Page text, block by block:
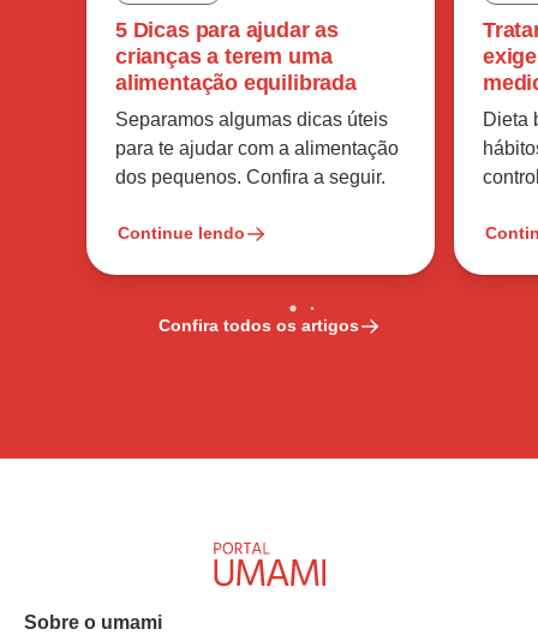
5 Dicas para ajudar as
crianças a terem uma
alimentação equilibrada
Separamos algumas dicas úteis
para te ajudar com a alimentação
dos pequenos. Confira a seguir.
Continue lendo
Dieta
Confira todos os artigos
Sobre o umami